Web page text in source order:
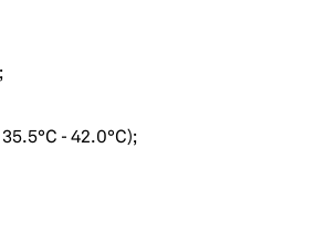
- 42.0°С);